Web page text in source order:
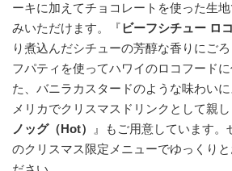
ーキに加えてチョコレートを使った生
みいただけます。『ビーフシチュー ロ
り煮込んだシチューの芳醇な香りにご
フパティを使ってハワイのロコフード
た、バニラカスタードのような味わい
メリカでクリスマスドリンクとして親
ノッグ（Hot）
』もご用意しています。
のクリスマス限定メニューでゆっくり